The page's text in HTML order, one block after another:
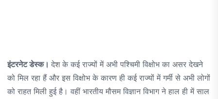
इंटरनेट डेस्क। देश के कई राज्यों में अभी पश्चिमी विक्षोभ का असर देखने
को मिल रहा हैं और इस विक्षोभ के कारण ही कई राज्यों में गर्मी से अभी लोगों
को राहत मिली हुई है। वहीं भारतीय मौसम विज्ञान विभाग ने हाल ही में साल